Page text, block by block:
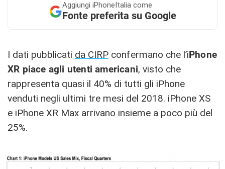
Aggiungi iPhoneItalia come
Fonte preferita su Google
I dati pubblicati da CIRP confermano che l’iPhone
XR piace agli utenti americani, visto che
rappresenta quasi il 40% di tutti gli iPhone
venduti negli ultimi tre mesi del 2018. iPhone XS
e iPhone XR Max arrivano insieme a poco più del
25%.